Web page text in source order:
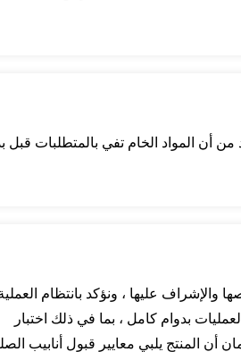
أن المواد الخام تفي بالمتطلبات قبل
والإشراف عليها ، ونؤكد بانتظام
بدوام كامل ، بما في ذلك اختبار
أن المنتج يلبي معايير قبول أنابيب